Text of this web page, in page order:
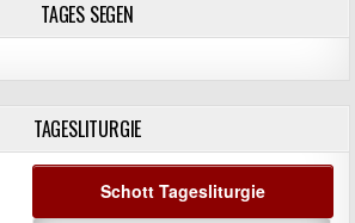
TAGES SEGEN
TAGESLITURGIE
Schott Tagesliturgie